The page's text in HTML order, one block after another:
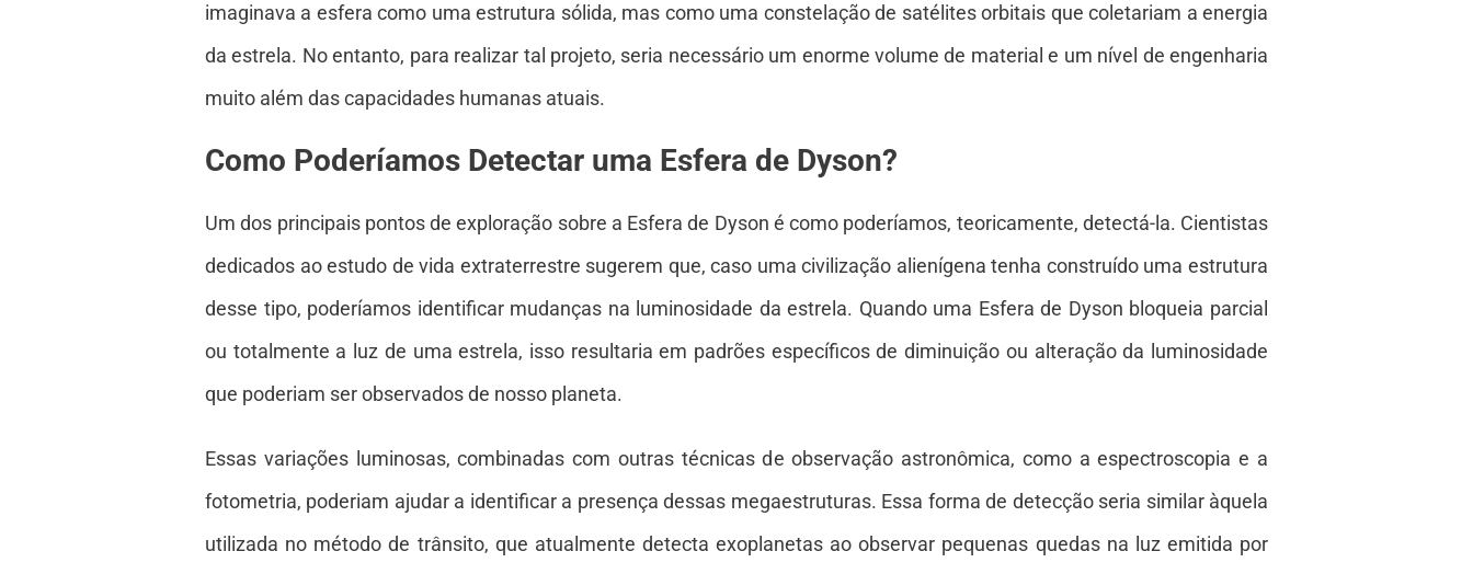
imaginava a esfera como uma estrutura sólida, mas como uma constelação de satélites orbitais que coletariam a energia
da estrela. No entanto, para realizar tal projeto, seria necessário um enorme volume de material e um nível de engenharia
muito além das capacidades humanas atuais.
Como Poderíamos Detectar uma Esfera de Dyson?
Um dos principais pontos de exploração sobre a Esfera de Dyson é como poderíamos, teoricamente, detectá-la. Cientistas
dedicados ao estudo de vida extraterrestre sugerem que, caso uma civilização alienígena tenha construído uma estrutura
desse tipo, poderíamos identificar mudanças na luminosidade da estrela. Quando uma Esfera de Dyson bloqueia parcial
ou totalmente a luz de uma estrela, isso resultaria em padrões específicos de diminuição ou alteração da luminosidade
que poderiam ser observados de nosso planeta.
Essas variações luminosas, combinadas com outras técnicas de observação astronômica, como a espectroscopia e a
fotometria, poderiam ajudar a identificar a presença dessas megaestruturas. Essa forma de detecção seria similar àquela
utilizada no método de trânsito, que atualmente detecta exoplanetas ao observar pequenas quedas na luz emitida por